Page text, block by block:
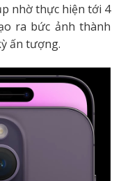
nhờ thực hiện tới 4
ra bức ảnh thành
ấn tượng.